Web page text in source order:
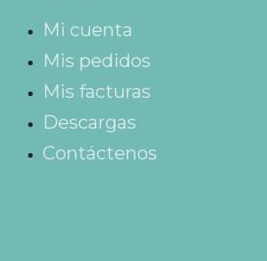
Mi cuenta
Mis pedidos
Mis facturas
Descargas
Contáctenos